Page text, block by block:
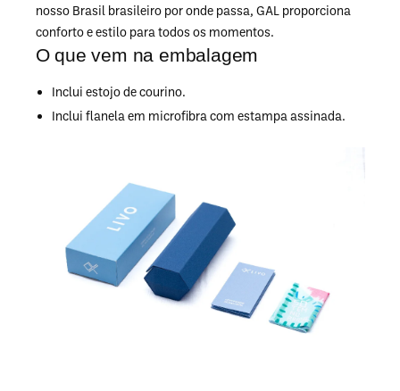
nosso Brasil brasileiro por onde passa, GAL proporciona
conforto e estilo para todos os momentos.
O que vem na embalagem
Inclui estojo de courino.
Inclui flanela em microfibra com estampa assinada.